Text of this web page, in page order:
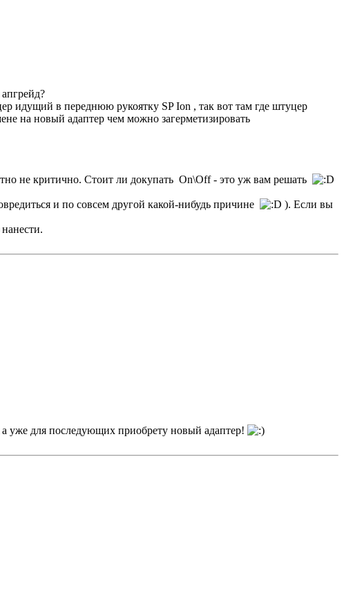
идущий в переднюю рукоятку SP Ion , так вот там где штуцер
на новый адаптер чем можно загерметизировать
не критично. Стоит ли докупать On\Off - это уж вам решать
и по совсем другой какой-нибудь причине
). Если вы
уже для последующих приобрету новый адаптер!